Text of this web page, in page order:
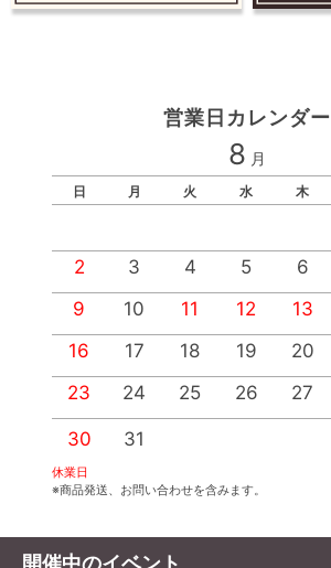
営業日カレンダー
8 月
日 月 火 水 木
2
3 4 5 6
9
10 11 12 13
16
17 18 19 20
23
24 25 26 27
30 31
休業日
※商品発送、お問い合わせを含みます。
開催中のイベント